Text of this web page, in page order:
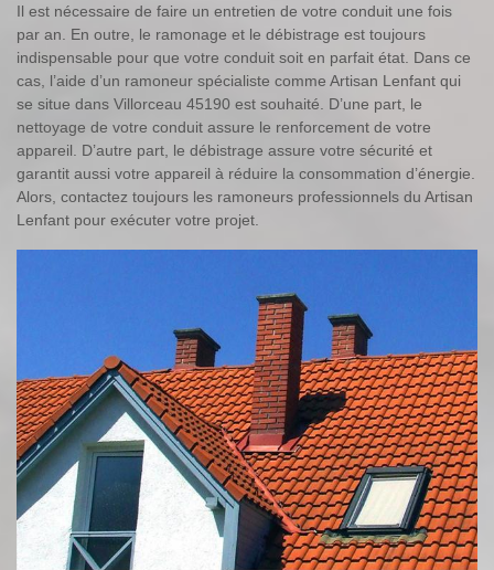
Il est nécessaire de faire un entretien de votre conduit une fois
par an. En outre, le ramonage et le débistrage est toujours
indispensable pour que votre conduit soit en parfait état. Dans ce
cas, l’aide d’un ramoneur spécialiste comme Artisan Lenfant qui
se situe dans Villorceau 45190 est souhaité. D’une part, le
nettoyage de votre conduit assure le renforcement de votre
appareil. D’autre part, le débistrage assure votre sécurité et
garantit aussi votre appareil à réduire la consommation d’énergie.
Alors, contactez toujours les ramoneurs professionnels du Artisan
Lenfant pour exécuter votre projet.